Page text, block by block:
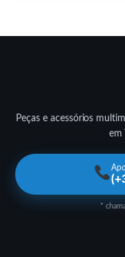
Peças e acessórios
em
*